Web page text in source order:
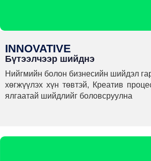
INNOVATIVE
Бүтээлчээр шийднэ
Нийгмийн болон бизнесийн шийдэл
хөгжүүлэх хүн төвтэй, Креатив
ялгаатай шийдлийг боловсруулна